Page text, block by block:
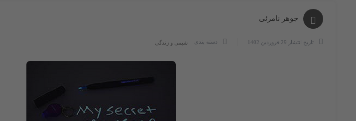
جوهر نامرئی
تاریخ انتشار 29 فروردین 1402 دسته بندی شیمی و زندگی